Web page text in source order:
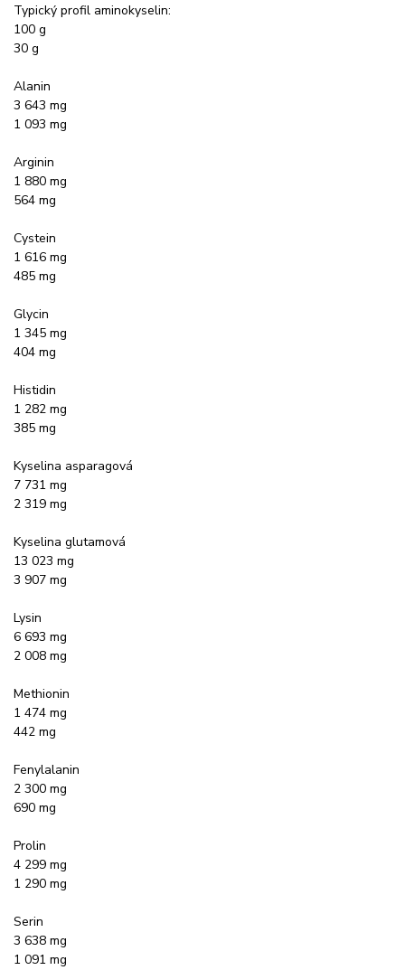
Typický profil aminokyselin:
100 g
30 g
Alanin
3 643 mg
1 093 mg
Arginin
1 880 mg
564 mg
Cystein
1 616 mg
485 mg
Glycin
1 345 mg
404 mg
Histidin
1 282 mg
385 mg
Kyselina asparagová
7 731 mg
2 319 mg
Kyselina glutamová
13 023 mg
3 907 mg
Lysin
6 693 mg
2 008 mg
Methionin
1 474 mg
442 mg
Fenylalanin
2 300 mg
690 mg
Prolin
4 299 mg
1 290 mg
Serin
3 638 mg
1 091 mg